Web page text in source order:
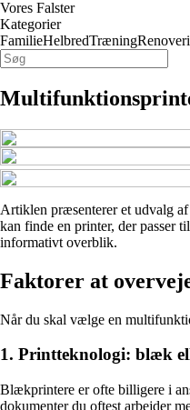
Vores Falster
Kategorier
FamilieHelbredTræning
Artiklen præsenterer et udvalg
kan finde en printer, der passer
informativt overblik.
Faktorer at
Når du skal vælge en
1. Printteknologi: blæk
Blækprintere er ofte billigere i
dokumenter du oftest arbejder